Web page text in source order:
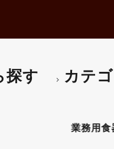
探す
カテ
業務用食器やプ
レゼント